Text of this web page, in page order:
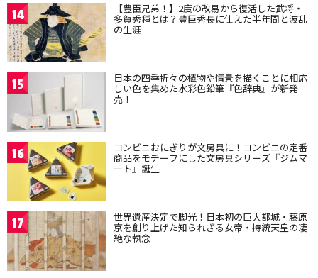
14 【豊臣兄弟！】2度の改易から復活した武将・
多賀秀種とは？豊臣秀長に仕えた半年間と波乱
の生涯
15 日本の四季折々の植物や情景を描くことに相応
しい色を集めた水彩色鉛筆『色辞典』が新発
売！
16 コンビニおにぎりが文房具に！コンビニの定番
商品をモチーフにした文房具シリーズ『ジムマ
ート』誕生
17 世界遺産決定で脚光！日本初の巨大都城・藤原
京を創り上げた知られざる女帝・持統天皇の凄
絶な執念